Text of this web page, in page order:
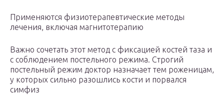
Применяются физиотерапевтические методы
лечения, включая магнитотерапию
Важно сочетать этот метод с фиксацией костей таза и
с соблюдением постельного режима. Строгий
постельный режим доктор назначает тем роженицам,
у которых сильно разошлись кости и порвался
симфиз